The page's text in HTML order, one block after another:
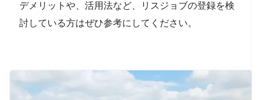
デメリットや、活用法など、リスジョブの登録を検
討している方はぜひ参考にしてください。